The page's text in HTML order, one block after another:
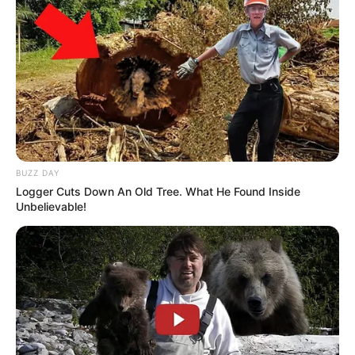
BUZZ DAY
Logger Cuts Down An Old Tree. What He Found Inside
Unbelievable!